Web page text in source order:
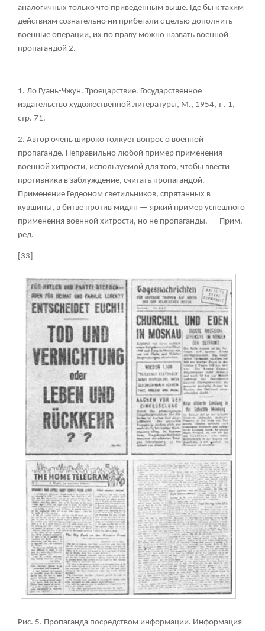
аналогичных только что приведенным выше. Где бы к таким
действиям сознательно ни прибегали с целью дополнить
военные операции, их по праву можно назвать военной
пропагандой 2.
1. Ло Гуань-Чжун. Троецарствие. Государственное
издательство художественной литературы, М., 1954, т . 1,
стр. 71.
2. Автор очень широко толкует вопрос о военной
пропаганде. Неправильно любой пример применения
военной хитрости, используемой для того, чтобы ввести
противника в заблуждение, считать пропагандой.
Применение Гедеоном светильников, спрятанных в
кувшины, в битве против мидян — яркий пример успешного
применения военной хитрости, но не пропаганды. — Прим.
ред.
[33]
Рис. 5. Пропаганда посредством информации. Информация